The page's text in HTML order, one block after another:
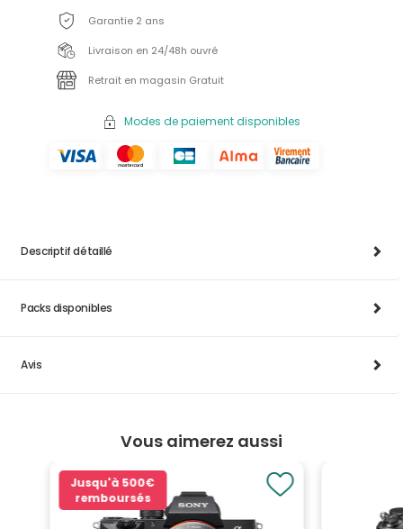
Garantie 2 ans
Livraison en 24/48h ouvré
Retrait en magasin Gratuit
Modes de paiement disponibles
Descriptif détaillé
Packs disponibles
Avis
Vous aimerez aussi
Jusqu'à 500€
remboursés